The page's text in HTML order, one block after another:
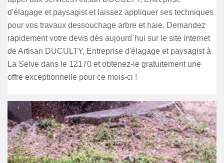
d'élagage et paysagist et laissez appliquer ses techniques
pour vos travaux dessouchage arbre et haie. Demandez
rapidement votre devis dès aujourd`hui sur le site internet
de Artisan DUCULTY, Entreprise d'élagage et paysagist à
La Selve dans le 12170 et obtenez-le gratuitement une
offre exceptionnelle pour ce mois-ci !